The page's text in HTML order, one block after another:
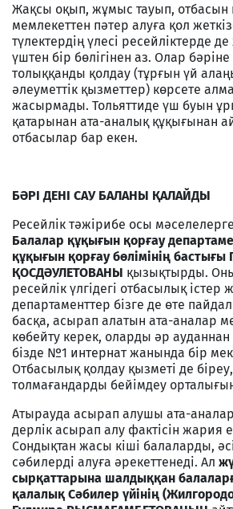
Жақсы оқып, жұмыс тауып, отбасын
мемлекеттен пәтер алуға қол
түлектердің үлесі ресейліктерде
үштен бір бөлігінен аз. Олар бәріне
толыққанды қолдау (тұрғын үй
әлеуметтік қызметтер) көрсете
жасырмады. Тольяттиде үш буын
қатарынан ата-аналық құқығынан
отбасылар бар екен.
БӘРІ ДЕНІ САУ БАЛАНЫ ҚАЛАЙДЫ
Ресейлік тәжірибе осы
Балалар құқығын қорғау
құқығын қорғау бөлімінің бастығы
ҚОСДӘУЛЕТОВАНЫ қызықтырды.
ресейлік үлгідегі отбасылық істер
департаменттер бізге де өте
басқа, асырап алатын ата-аналар
көбейту керек, оларды әр
бізде №1 интернат жанында бір
Отбасылық қолдау қызметі де
толмағандарды бейімдеу
Атырауда асырап алушы ата-
дерлік асырап алу фактісін жария
Сондықтан жасы кіші балаларды,
сәбилерді алуға әрекеттенеді. Ал
сырқаттарына шалдыққан
қалалық Сәбилер үйінің